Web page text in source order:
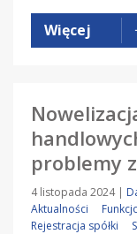
Więcej
problemy
4 listopada 2024 |
Aktualności
Rejestracja spółki